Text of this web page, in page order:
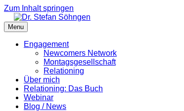
Zum Inhalt springen
Menu
Engagement
Newcomers Network
Montagsgesellschaft
Relationing
Über mich
Relationing: Das Buch
Webinar
Blog / News